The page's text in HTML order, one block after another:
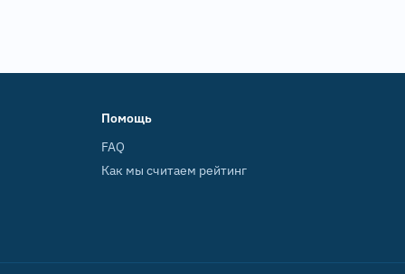
Помощь
FAQ
Как мы считаем рейтинг